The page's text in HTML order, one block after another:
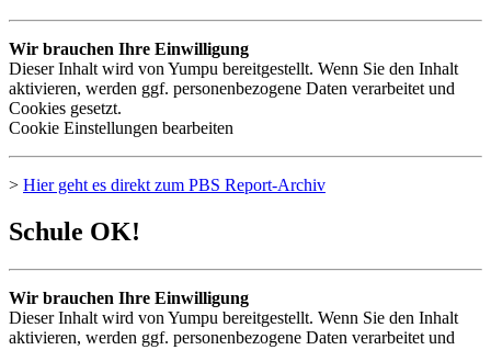
Wir brauchen Ihre Einwilligung
Dieser Inhalt wird von Yumpu bereitgestellt. Wenn Sie den Inhalt
aktivieren, werden ggf. personenbezogene Daten verarbeitet und
Cookies gesetzt.
Cookie Einstellungen bearbeiten
> Hier geht es direkt zum PBS Report-Archiv
Schule OK!
Wir brauchen Ihre Einwilligung
Dieser Inhalt wird von Yumpu bereitgestellt. Wenn Sie den Inhalt
aktivieren, werden ggf. personenbezogene Daten verarbeitet und